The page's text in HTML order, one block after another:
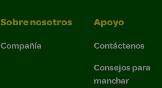
Sobre nosotros
Compañía
Apoyo
Contáctenos
Consejos para
manchar